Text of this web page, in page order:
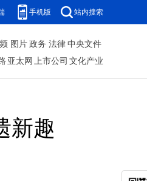
手机版 站内搜索
图片 政务 法律 中央文件
亚太网 上市公司 文化产业
新趣